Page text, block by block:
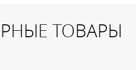
ТОВАРЫ